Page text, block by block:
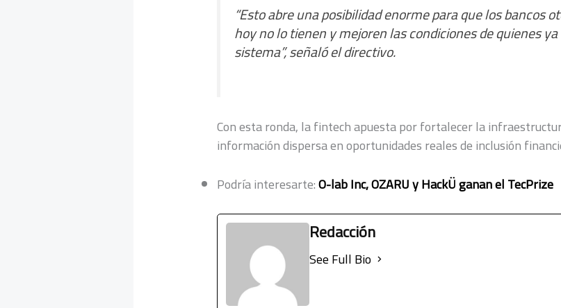
“Esto abre una posibilidad enorme para que los bancos
hoy no lo tienen y mejoren las condiciones de quienes
sistema”, señaló el directivo.
Con esta ronda, la fintech apuesta por fortalecer la
información dispersa en oportunidades reales de inclusión
Podría interesarte:O-lab Inc, OZARU y HackÜ ganan el TecPrize
Redacción
See Full Bio